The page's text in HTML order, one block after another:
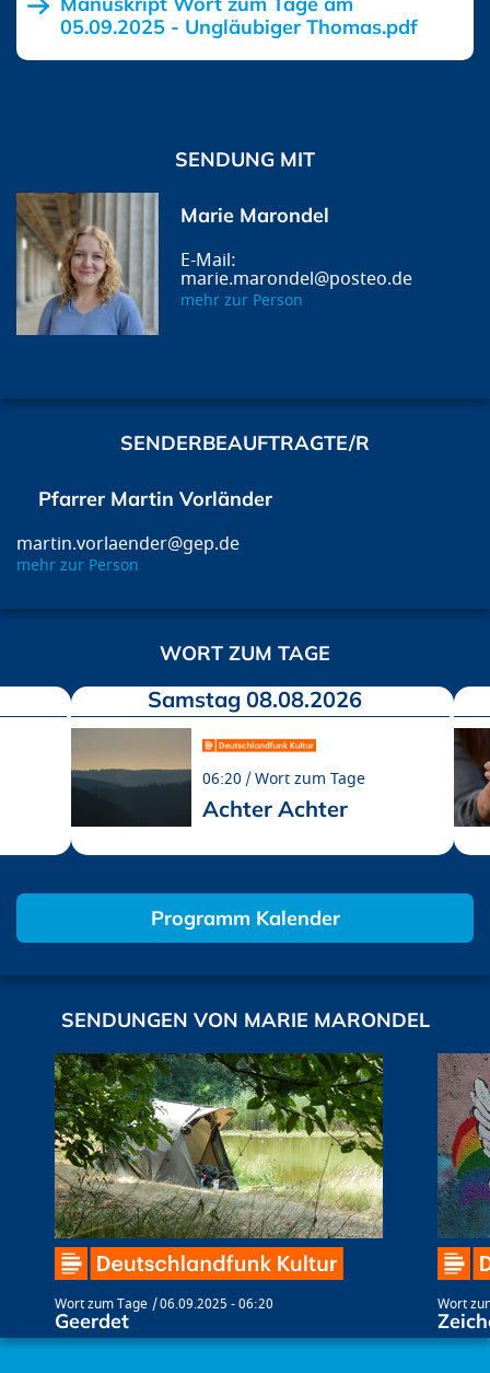
05.09.2025 - Ungläubiger Thomas.pdf
SENDUNG MIT
Marie Marondel
marie.marondel@posteo.de
mehr zur Person
SENDERBEAUFTRAGTE/R
Pfarrer Martin Vorländer
martin.vorlaender@gep.de
mehr zur Person
WORT ZUM TAGE
Samstag 08.08.2026
06:20 Wort zum Tage
Achter Achter
Programm Kalender
SENDUNGEN VON MARIE MARONDEL
Wort zum Tage 06.09.2025 - 06:20
Geerdet
Wort